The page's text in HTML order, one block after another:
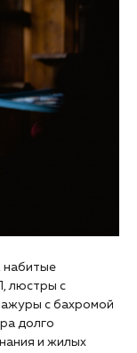
набитые
люстры с
с бахромой
долго
и жилых